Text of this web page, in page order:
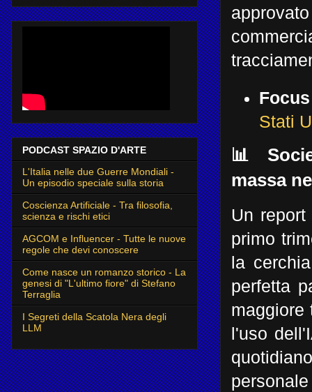
Stati
📊
massa
Un
primo
la
perfetta
maggiore
l'uso
PODCAST SPAZIO D'ARTE
L'Italia nelle due Guerre Mondiali -
Un episodio speciale sulla storia
Coscienza Artificiale - Tra filosofia,
scienza e rischi etici
AGCOM e Influencer - Tutte le nuove
regole che devi conoscere
Come nasce un romanzo storico - La
genesi di "L'ultimo fiore" di Stefano
Terraglia
I Segreti della Scatola Nera degli
LLM